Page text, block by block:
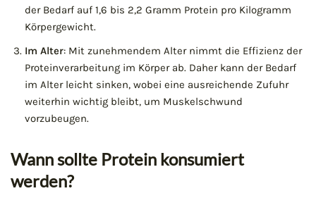
der Bedarf auf 1,6 bis 2,2 Gramm Protein pro Kilogramm
Körpergewicht.
Im Alter: Mit zunehmendem Alter nimmt die Effizienz der
Proteinverarbeitung im Körper ab. Daher kann der Bedarf
im Alter leicht sinken, wobei eine ausreichende Zufuhr
weiterhin wichtig bleibt, um Muskelschwund
vorzubeugen.
Wann sollte Protein konsumiert
werden?